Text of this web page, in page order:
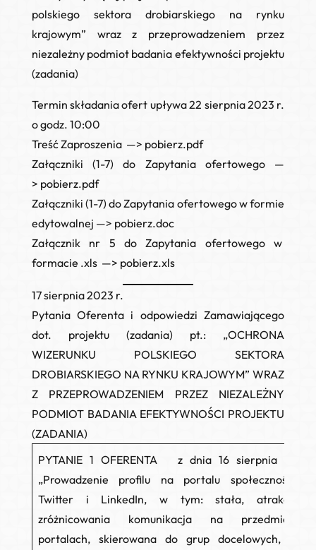
polskiego sektora drobiarskiego na rynku
krajowym” wraz z przeprowadzeniem przez
niezależny podmiot badania efektywności projektu
(zadania)
Termin składania ofert upływa22 sierpnia 2023 r.
o godz. 10:00
Treść Zaproszenia —> pobierz.pdf
Załączniki (1-7) do Zapytania ofertowego —
> pobierz.pdf
Załączniki (1-7) do Zapytania ofertowego w formie
edytowalnej —> pobierz.doc
Załącznik nr 5 do Zapytania ofertowego w
formacie .xls —> pobierz.xls
17 sierpnia 2023 r.
Pytania Oferenta i odpowiedzi Zamawiającego
dot. projektu (zadania) pt.: „OCHRONA
WIZERUNKU POLSKIEGO SEKTORA
DROBIARSKIEGO NA RYNKU KRAJOWYM” WRAZ
Z PRZEPROWADZENIEM PRZEZ NIEZALEŻNY
PODMIOT BADANIA EFEKTYWNOŚCI PROJEKTU
(ZADANIA)
PYTANIE 1 OFERENTA z dnia 16 sierpnia
„Prowadzenie profilu na portalu
Twitter i LinkedIn, w tym: stała,
zróżnicowania komunikacja na
portalach, skierowana do grup docelowych, w